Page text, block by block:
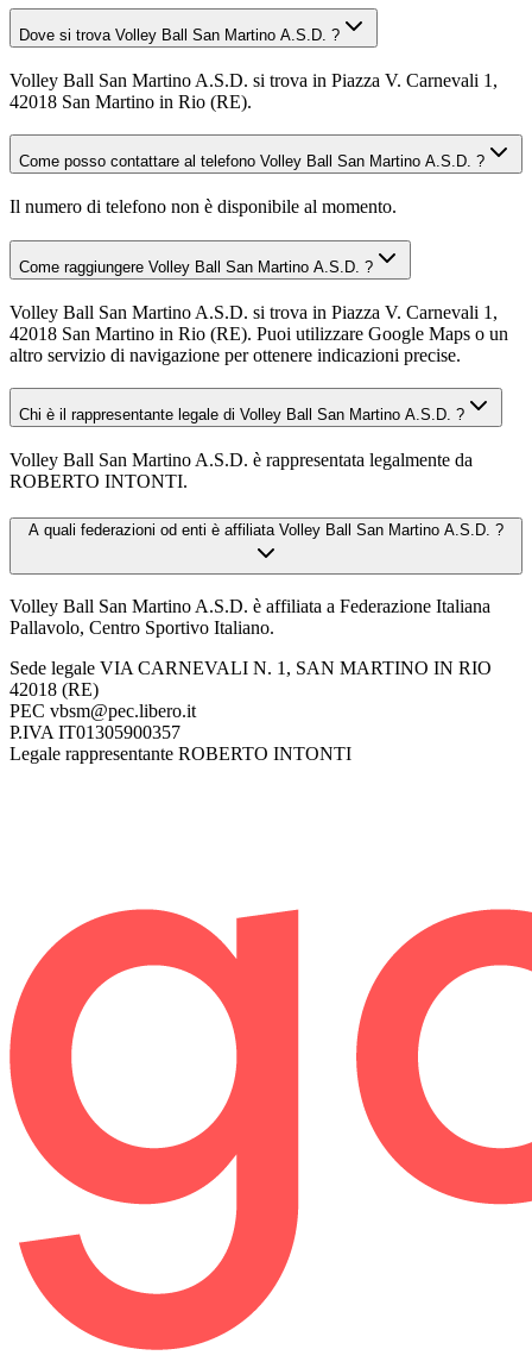
Dove si trova Volley Ball San Martino A.S.D. ?
Volley Ball San Martino A.S.D. si trova in Piazza V. Carnevali 1,
42018 San Martino in Rio (RE).
Come posso contattare al telefono Volley Ball San Martino A.S.D. ?
Il numero di telefono non è disponibile al momento.
Come raggiungere Volley Ball San Martino A.S.D. ?
Volley Ball San Martino A.S.D. si trova in Piazza V. Carnevali 1,
42018 San Martino in Rio (RE). Puoi utilizzare Google Maps o un
altro servizio di navigazione per ottenere indicazioni precise.
Chi è il rappresentante legale di Volley Ball San Martino A.S.D. ?
Volley Ball San Martino A.S.D. è rappresentata legalmente da
ROBERTO INTONTI.
A quali federazioni od enti è affiliata Volley Ball San Martino A.S.D. ?
Volley Ball San Martino A.S.D. è affiliata a Federazione Italiana
Pallavolo, Centro Sportivo Italiano.
Sede legale VIA CARNEVALI N. 1, SAN MARTINO IN RIO
42018 (RE)
PEC vbsm@pec.libero.it
P.IVA IT01305900357
Legale rappresentante ROBERTO INTONTI